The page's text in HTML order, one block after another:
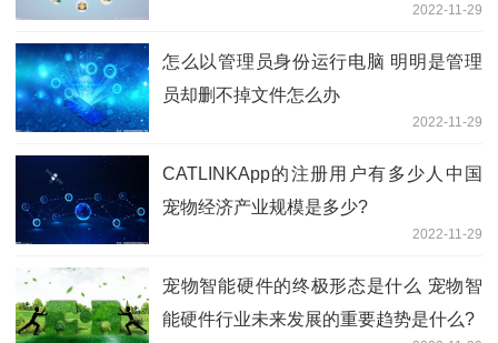
2022-11-29
怎么以管理员身份运行电脑 明明是管理
员却删不掉文件怎么办
2022-11-29
CATLINKApp的注册用户有多少人中国
宠物经济产业规模是多少?
2022-11-29
宠物智能硬件的终极形态是什么 宠物智
能硬件行业未来发展的重要趋势是什么?